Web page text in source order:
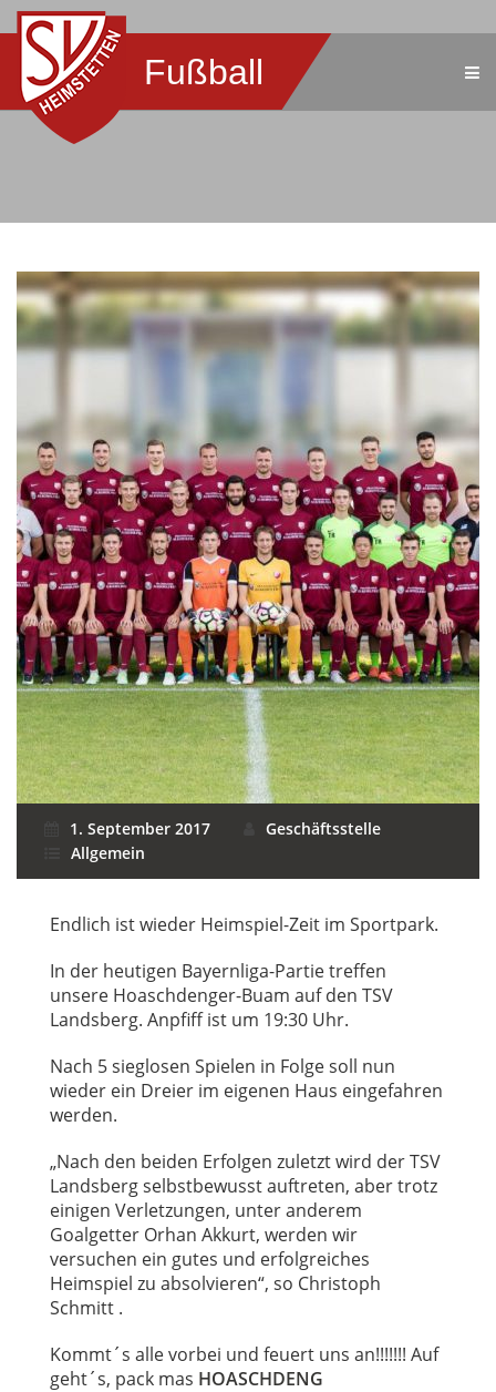
Fußball
1. September 2017
Geschäftsstelle
Allgemein
Endlich ist wieder Heimspiel-Zeit im Sportpark.
In der heutigen Bayernliga-Partie treffen
unsere Hoaschdenger-Buam auf den TSV
Landsberg. Anpfiff ist um 19:30 Uhr.
Nach 5 sieglosen Spielen in Folge soll nun
wieder ein Dreier im eigenen Haus eingefahren
werden.
„Nach den beiden Erfolgen zuletzt wird der TSV
Landsberg selbstbewusst auftreten, aber trotz
einigen Verletzungen, unter anderem
Goalgetter Orhan Akkurt, werden wir
versuchen ein gutes und erfolgreiches
Heimspiel zu absolvieren“, so Christoph
Schmitt .
Kommt´s alle vorbei und feuert uns an!!!!!!! Auf
geht´s, pack mas HOASCHDENG